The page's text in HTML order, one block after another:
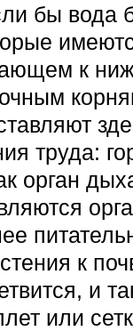
бы вода
к
труда:
орган
к
и
или